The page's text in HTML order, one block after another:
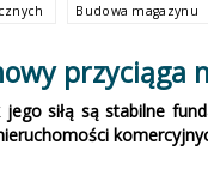
Budowa magazynu
przyciąga
siłą są stabilne